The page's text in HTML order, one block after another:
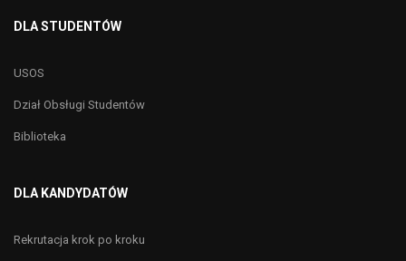
DLA STUDENTÓW
USOS
Dział Obsługi Studentów
Biblioteka
DLA KANDYDATÓW
Rekrutacja krok po kroku